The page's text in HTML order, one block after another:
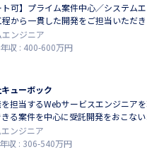
ト可】プライム案件中心／システム
程から一貫した開発をご担当いただ
ンジニア
年収 : 400-600万円
ューボック
担当するWebサービスエンジニア
る案件を中心に受託開発をおこない
ンジニア
年収 : 306-540万円